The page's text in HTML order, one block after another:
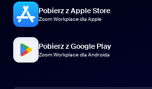
Pobierz z Apple Store
Zoom Workplace dla Apple
Pobierz z Google Play
Zoom Workplace dla Androida